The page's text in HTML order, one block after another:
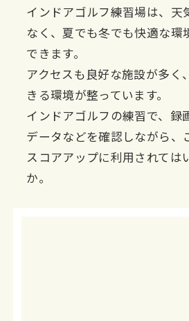
インドアゴルフ練習場は、天
なく、夏でも冬でも快適な環
できます。
アクセスも良好な施設が多く
きる環境が整っています。
インドアゴルフの練習で、録
データなどを確認しながら、
スコアアップに利用されては
か。